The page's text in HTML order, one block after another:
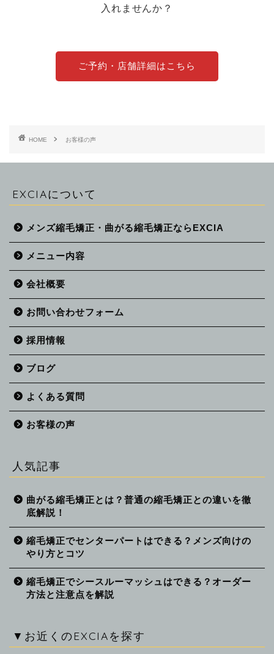
入れませんか？
ご予約・店舗詳細はこちら
HOME お客様の声
EXCIAについて
メンズ縮毛矯正・曲がる縮毛矯正ならEXCIA
メニュー内容
会社概要
お問い合わせフォーム
採用情報
ブログ
よくある質問
お客様の声
人気記事
曲がる縮毛矯正とは？普通の縮毛矯正との違いを徹
底解説！
縮毛矯正でセンターパートはできる？メンズ向けの
やり方とコツ
縮毛矯正でシースルーマッシュはできる？オーダー
方法と注意点を解説
▼お近くのEXCIAを探す